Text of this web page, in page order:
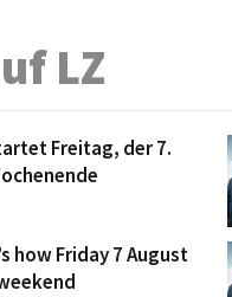
LZ
Freitag, der 7.
how Friday 7 August